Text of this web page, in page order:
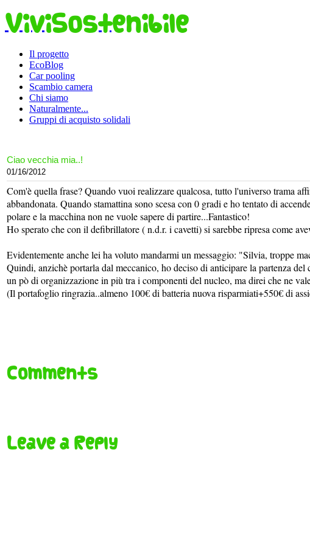
ViviSostenibile
Il progetto
EcoBlog
Car pooling
Scambio camera
Chi siamo
Naturalmente...
Gruppi di acquisto solidali
Ciao vecchia mia..!
01/16/2012
Com'è quella frase? Quando vuoi realizzare qualcosa, tutto l'universo trama
abbandonata. Quando stamattina sono scesa con 0 gradi e ho tentato di
polare e la macchina non ne vuole sapere di partire...Fantastico!
Ho sperato che con il defibrillatore ( n.d.r. i cavetti) si sarebbe ripresa come
Evidentemente anche lei ha voluto mandarmi un messaggio: "Silvia, troppe
Quindi, anzichè portarla dal meccanico, ho deciso di anticipare la partenza
un pò di organizzazione in più tra i componenti del nucleo, ma direi che ne
(Il portafoglio ringrazia..almeno 100€ di batteria nuova risparmiati+550€ di
Comments
Leave a Reply